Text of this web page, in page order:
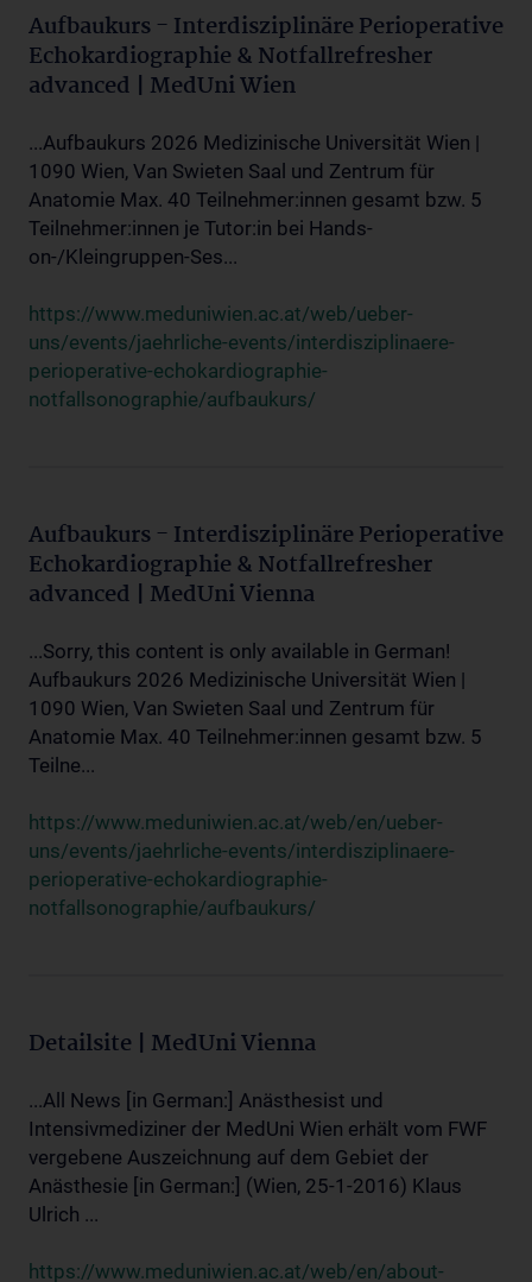
Aufbaukurs - Interdisziplinäre Perioperative
Echokardiographie & Notfallrefresher
advanced | MedUni Wien
...Aufbaukurs 2026 Medizinische Universität Wien |
1090 Wien, Van Swieten Saal und Zentrum für
Anatomie Max. 40 Teilnehmer:innen gesamt bzw. 5
Teilnehmer:innen je Tutor:in bei Hands-
on-/Kleingruppen-Ses...
https://www.meduniwien.ac.at/web/ueber-
uns/events/jaehrliche-events/interdisziplinaere-
perioperative-echokardiographie-
notfallsonographie/aufbaukurs/
Aufbaukurs - Interdisziplinäre Perioperative
Echokardiographie & Notfallrefresher
advanced | MedUni Vienna
...Sorry, this content is only available in German!
Aufbaukurs 2026 Medizinische Universität Wien |
1090 Wien, Van Swieten Saal und Zentrum für
Anatomie Max. 40 Teilnehmer:innen gesamt bzw. 5
Teilne...
https://www.meduniwien.ac.at/web/en/ueber-
uns/events/jaehrliche-events/interdisziplinaere-
perioperative-echokardiographie-
notfallsonographie/aufbaukurs/
Detailsite | MedUni Vienna
...All News [in German:] Anästhesist und
Intensivmediziner der MedUni Wien erhält vom FWF
vergebene Auszeichnung auf dem Gebiet der
Anästhesie [in German:] (Wien, 25-1-2016) Klaus
Ulrich ...
https://www.meduniwien.ac.at/web/en/about-